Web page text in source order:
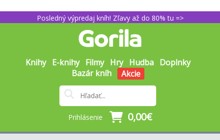
Posledný výpredaj kníh! Zľavy až do 80% tu =>
Knihy E-knihy Filmy Hry Hudba Doplnky
Bazár kníh
Akcie
Prihlásenie 0,00€